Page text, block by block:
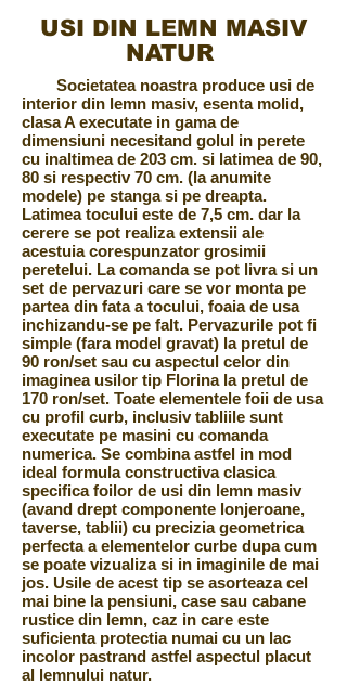
USI DIN LEMN MASIV
NATUR
Societatea noastra produce usi de
interior din lemn masiv, esenta molid,
clasa A executate in gama de
dimensiuni necesitand golul in perete
cu inaltimea de 203 cm. si latimea de 90,
80 si respectiv 70 cm. (la anumite
modele) pe stanga si pe dreapta.
Latimea tocului este de 7,5 cm. dar la
cerere se pot realiza extensii ale
acestuia corespunzator grosimii
peretelui. La comanda se pot livra si un
set de pervazuri care se vor monta pe
partea din fata a tocului, foaia de usa
inchizandu-se pe falt. Pervazurile pot fi
simple (fara model gravat) la pretul de
90 ron/set sau cu aspectul celor din
imaginea usilor tip Florina la pretul de
170 ron/set. Toate elementele foii de usa
cu profil curb, inclusiv tabliile sunt
executate pe masini cu comanda
numerica. Se combina astfel in mod
ideal formula constructiva clasica
specifica foilor de usi din lemn masiv
(avand drept componente lonjeroane,
taverse, tablii) cu precizia geometrica
perfecta a elementelor curbe dupa cum
se poate vizualiza si in imaginile de mai
jos. Usile de acest tip se asorteaza cel
mai bine la pensiuni, case sau cabane
rustice din lemn, caz in care este
suficienta protectia numai cu un lac
incolor pastrand astfel aspectul placut
al lemnului natur.